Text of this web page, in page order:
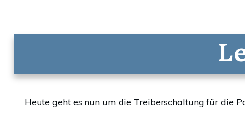
Heute geht es nun um die Treiberschaltung für die